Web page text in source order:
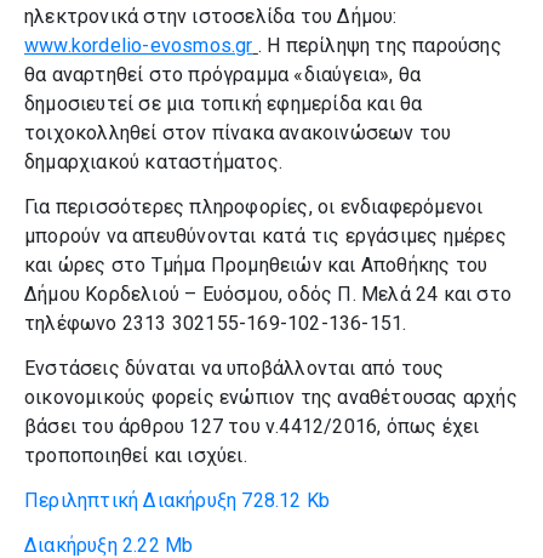
ηλεκτρονικά στην ιστοσελίδα του Δήμου:
www.kordelio-evosmos.gr . Η περίληψη της παρούσης
θα αναρτηθεί στο πρόγραμμα «διαύγεια», θα
δημοσιευτεί σε μια τοπική εφημερίδα και θα
τοιχοκολληθεί στον πίνακα ανακοινώσεων του
δημαρχιακού καταστήματος.
Για περισσότερες πληροφορίες, οι ενδιαφερόμενοι
μπορούν να απευθύνονται κατά τις εργάσιμες ημέρες
και ώρες στο Τμήμα Προμηθειών και Αποθήκης του
Δήμου Κορδελιού – Ευόσμου, οδός Π. Μελά 24 και στο
τηλέφωνο 2313 302155-169-102-136-151.
Ενστάσεις δύναται να υποβάλλονται από τους
οικονομικούς φορείς ενώπιον της αναθέτουσας αρχής
βάσει του άρθρου 127 του ν.4412/2016, όπως έχει
τροποποιηθεί και ισχύει.
Περιληπτική Διακήρυξη 728.12 Kb
Διακήρυξη2.22 Mb